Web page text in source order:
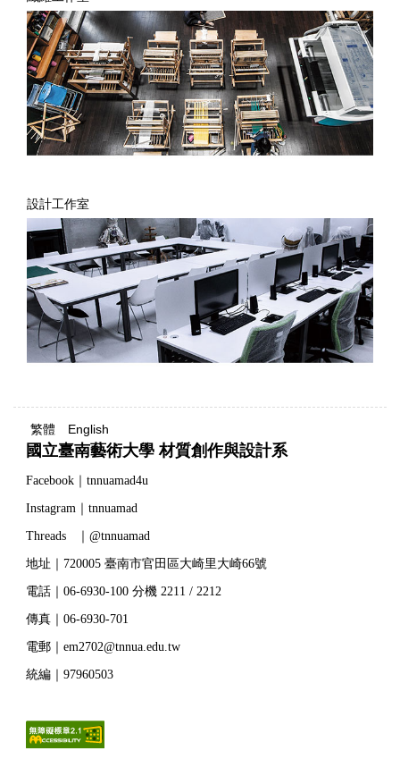
設計工作室
繁體 English
國立臺南藝術大學 材質創作與設計系
Facebook｜tnnuamad4u
Instagram｜tnnuamad
Threads ｜@tnnuamad
地址｜720005 臺南市官田區大崎里大崎66號
電話｜06-6930-100 分機 2211 / 2212
傳真｜06-6930-701
電郵｜em2702@tnnua.edu.tw
統編｜97960503